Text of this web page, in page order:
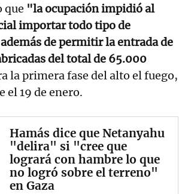
que "la ocupación impidió al
importar todo tipo de
de permitir la entrada de
del total de 65.000
la primera fase del alto el fuego,
el 19 de enero.
Hamás dice que Netanyahu
"delira" si "cree que
logrará con hambre lo que
no logró sobre el terreno"
en Gaza